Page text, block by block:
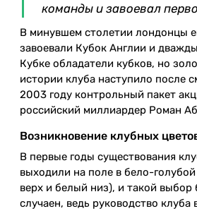
команды и завоевал
В минувшем столетии лондонцы
завоевали Кубок Англии и
Кубке обладатели кубков, но
истории клуба наступило после
2003 году контрольный пакет
российский миллиардер Роман
Возникновение клубных
В первые годы существования
выходили на поле в бело-
верх и белый низ), и такой выбор
случаен, ведь руководство клуба